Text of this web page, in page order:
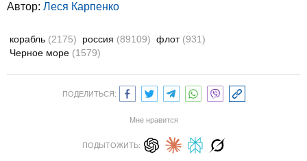
Автор: Леся Карпенко
корабль (2175) россия (89109) флот (931)
Черное море (1579)
ПОДЕЛИТЬСЯ:
Мне нравится
ПОДЫТОЖИТЬ: